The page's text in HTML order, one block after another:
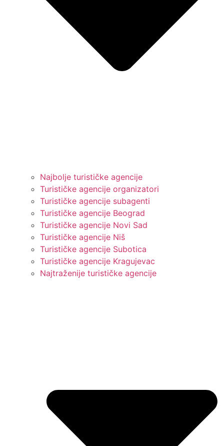
Najbolje turističke agencije
Turističke agencije organizatori
Turističke agencije subagenti
Turističke agencije Beograd
Turističke agencije Novi Sad
Turističke agencije Niš
Turističke agencije Subotica
Turističke agencije Kragujevac
Najtraženije turističke agencije